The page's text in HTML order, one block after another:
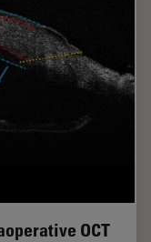
OCT